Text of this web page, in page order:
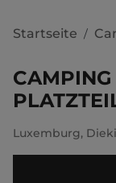
Startseite /
Luxemburg,